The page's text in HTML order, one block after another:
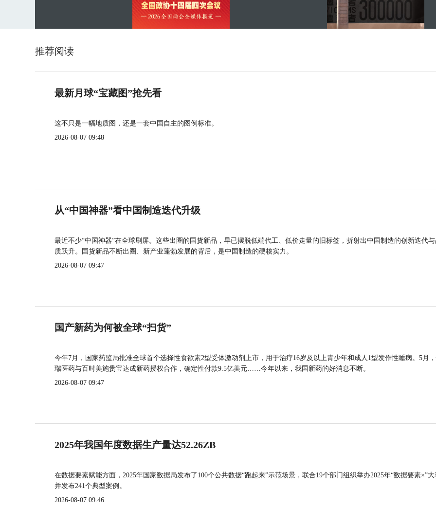
推荐阅读
最新月球“宝藏图”抢先看
这不只是一幅地质图，还是一套中国自主的图例标准。
2026-08-07 09:48
从“中国神器”看中国制造迭代升级
最近不少“中国神器”在全球刷屏。这些出圈的国货新品，早已摆脱低端代工、低价走量的旧标签，折射出中国制造的创新迭代
质跃升。国货新品不断出圈、新产业蓬勃发展的背后，是中国制造的硬核实力。
2026-08-07 09:47
国产新药为何被全球“扫货”
今年7月，国家药监局批准全球首个选择性食欲素2型受体激动剂上市，用于治疗16岁及以上青少年和成人1型发作性睡病。5月
瑞医药与百时美施贵宝达成新药授权合作，确定性付款9.5亿美元……今年以来，我国新药的好消息不断。
2026-08-07 09:47
2025年我国年度数据生产量达52.26ZB
在数据要素赋能方面，2025年国家数据局发布了100个公共数据“跑起来”示范场景，联合19个部门组织举办2025年“数据要素×”大
并发布241个典型案例。
2026-08-07 09:46